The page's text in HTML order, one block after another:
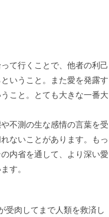
て行くことで、他者の利己
いうこと。また愛を発露す
こと。とても大きな一番大
不測の生な感情の言葉を受
ないことがあります。もっ
内省を通して、より深い愛
す。
受肉してまで人類を救済し